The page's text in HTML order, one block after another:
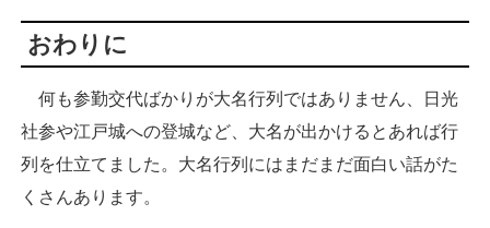
おわりに
何も参勤交代ばかりが大名行列ではありません、日光
社参や江戸城への登城など、大名が出かけるとあれば行
列を仕立てました。大名行列にはまだまだ面白い話がた
くさんあります。